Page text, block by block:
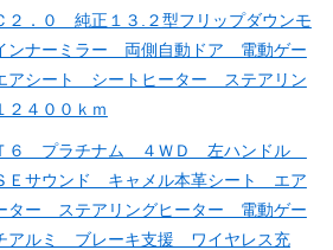
．０ 純正１３.２型フリップダウンモ
ンナーミラー 両側自動ドア 電動ゲー
シート シートヒーター ステアリン
４００ｋｍ
６ プラチナム ４ＷＤ 左ハンドル
Ｅサウンド キャメル本革シート エア
ター ステアリングヒーター 電動ゲー
アルミ ブレーキ支援 ワイヤレス充